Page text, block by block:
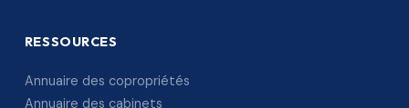
RESSOURCES
Annuaire des copropriétés
Annuaire des cabinets